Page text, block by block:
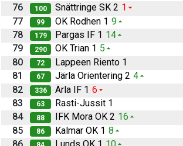
76
100 Snättringe SK 2 1
77
99 OK Rodhen 1 9
78
179 Pargas IF 1 14
79
290 OK Trian 1 5
80
72 Lappeen Riento 1
81
67 Järla Orientering 2 4
82
336 Ärla IF 1 6
83
63 Rasti-Jussit 1
84
88 IFK Mora OK 2 16
85
86 Kalmar OK 1 8